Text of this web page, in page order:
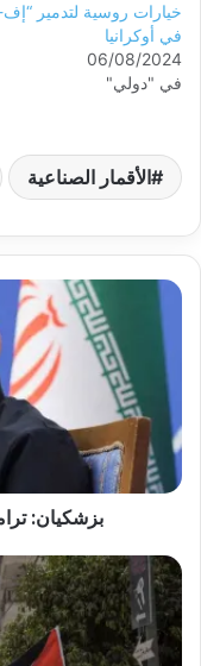
في أوكرانيا
06/08/2024
في "دولي"
الأقمار الصناعية
بزشكيان: